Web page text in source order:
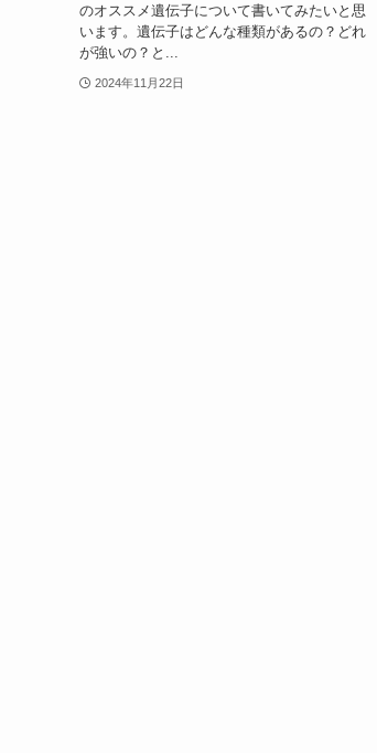
のオススメ遺伝子について書いてみたいと思
います。遺伝子はどんな種類があるの？どれ
が強いの？と...
2024年11月22日